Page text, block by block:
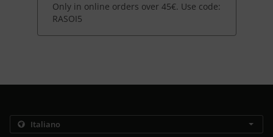
Only in online orders over 45€. Use code:
RASOI5